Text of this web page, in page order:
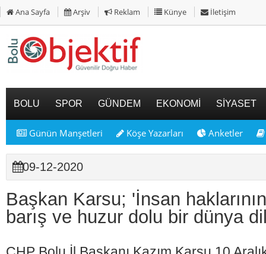
Ana Sayfa Arşiv Reklam Künye İletişim
BOLU SPOR GÜNDEM EKONOMİ SİYASET
Günün Manşetleri Köşe Yazarları Anketler
09-12-2020
Başkan Karsu; 'İnsan
barış ve huzur dolu bir dünya